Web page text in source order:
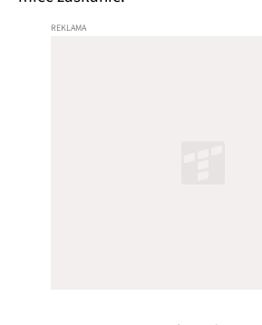
wersją digitizera, dzięki której nie